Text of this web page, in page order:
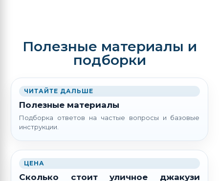
Полезные материалы и
подборки
ЧИТАЙТЕ ДАЛЬШЕ
Полезные материалы
Подборка ответов на частые вопросы и базовые
инструкции.
ЦЕНА
Сколько стоит уличное джакузи